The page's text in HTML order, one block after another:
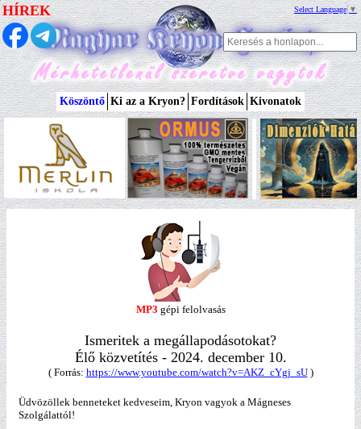
HÍREK Select Language ▼
Köszöntő Ki az a Kryon? Fordítások Kivonatok
MP3 gépi felolvasás
Ismeritek a megállapodásotokat?
Élő közvetítés - 2024. december 10.
( Forrás: https://www.youtube.com/watch?v=AKZ_cYgj_sU)
Üdvözöllek benneteket kedveseim, Kryon vagyok a Mágneses
Szolgálattól!